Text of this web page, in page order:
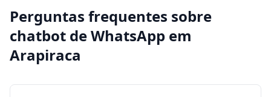
Perguntas frequentes sobre
chatbot de WhatsApp em
Arapiraca